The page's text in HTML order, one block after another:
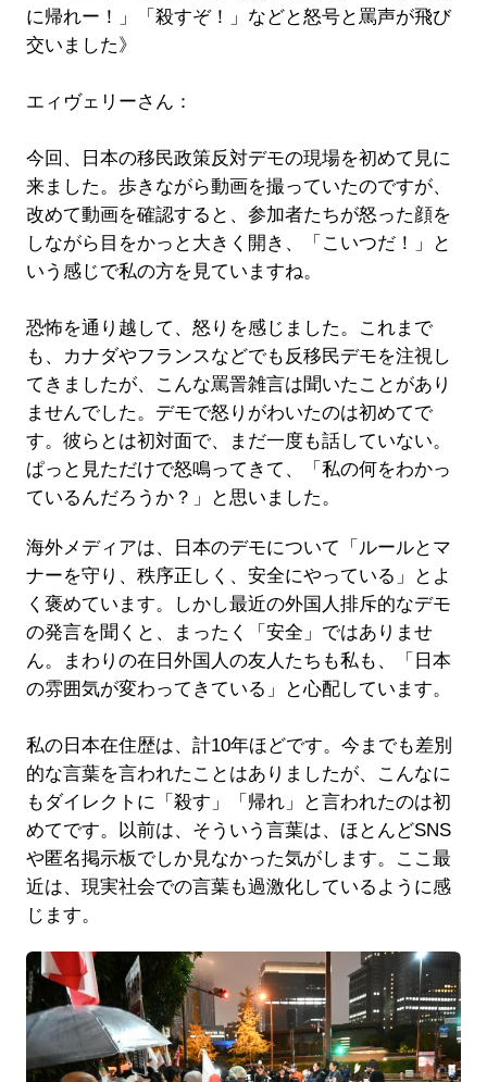
に帰れー！」「殺すぞ！」などと怒号と罵声が飛び
交いました》
エィヴェリーさん：
今回、日本の移民政策反対デモの現場を初めて見に
来ました。歩きながら動画を撮っていたのですが、
改めて動画を確認すると、参加者たちが怒った顔を
しながら目をかっと大きく開き、「こいつだ！」と
いう感じで私の方を見ていますね。
恐怖を通り越して、怒りを感じました。これまで
も、カナダやフランスなどでも反移民デモを注視し
てきましたが、こんな罵詈雑言は聞いたことがあり
ませんでした。デモで怒りがわいたのは初めてで
す。彼らとは初対面で、まだ一度も話していない。
ぱっと見ただけで怒鳴ってきて、「私の何をわかっ
ているんだろうか？」と思いました。
海外メディアは、日本のデモについて「ルールとマ
ナーを守り、秩序正しく、安全にやっている」とよ
く褒めています。しかし最近の外国人排斥的なデモ
の発言を聞くと、まったく「安全」ではありませ
ん。まわりの在日外国人の友人たちも私も、「日本
の雰囲気が変わってきている」と心配しています。
私の日本在住歴は、計10年ほどです。今までも差別
的な言葉を言われたことはありましたが、こんなに
もダイレクトに「殺す」「帰れ」と言われたのは初
めてです。以前は、そういう言葉は、ほとんどSNS
や匿名掲示板でしか見なかった気がします。ここ最
近は、現実社会での言葉も過激化しているように感
じます。